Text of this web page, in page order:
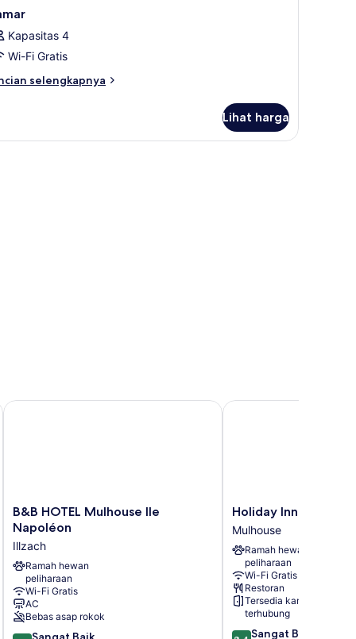
Kapasitas 4
Wi-Fi Gratis
selengkapnya
Lihat harga
B&B
HOTEL
Mulhouse
Ile
Napoléon
Illzach
B&B HOTEL Mulhouse Ile
Napoléon
Illzach
Ramah hewan
peliharaan
Wi-Fi Gratis
AC
Bebas asap rokok
8.0
B&B HOTEL Mulhouse Ile Napoléon
Holiday
Inn
Mulhouse
by
IHG
Mulhouse
Holiday Inn
Mulhouse
Ramah hewan
peliharaan
Wi-Fi Gratis
Restoran
Tersedia kamar
terhubung
8.4Sangat Baik
Holiday Inn Mulhouse